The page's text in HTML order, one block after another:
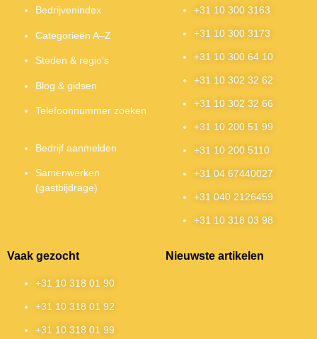
Bedrijvenindex
Categorieën A–Z
Steden & regio’s
Blog & gidsen
Telefoonnummer zoeken
Bedrijf aanmelden
Samenwerken
(gastbijdrage)
+31 10 300 3163
+31 10 300 3173
+31 10 300 64 10
+31 10 302 32 62
+31 10 302 32 66
+31 10 200 51 99
+31 10 200 5110
+31 04 67440027
+31 040 2126459
+31 10 318 03 98
Vaak gezocht
+31 10 318 01 90
+31 10 318 01 92
+31 10 318 01 99
Nieuwste artikelen